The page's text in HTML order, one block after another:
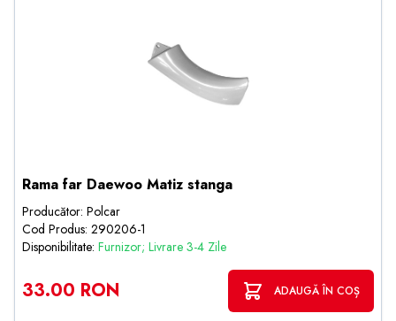
Rama far Daewoo Matiz stanga
Producător: Polcar
Cod Produs: 290206-1
Disponibilitate: Furnizor; Livrare 3-4 Zile
33.00 RON ADAUGĂ ÎN COȘ